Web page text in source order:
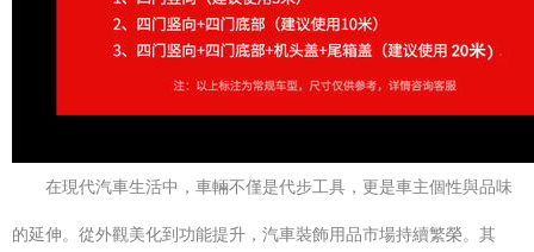
在現代汽車生活中，車輛不僅是代步工具，更是車主個性與品味
的延伸。從外觀美化到功能提升，汽車裝飾用品市場持續繁榮。其